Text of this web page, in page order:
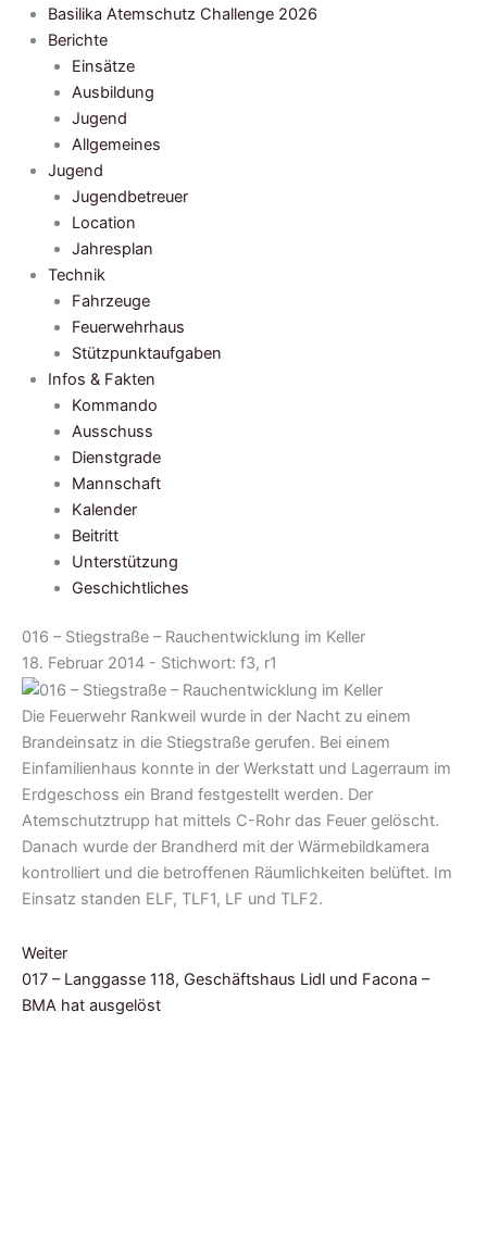
Basilika Atemschutz Challenge 2026
Berichte
Einsätze
Ausbildung
Jugend
Allgemeines
Jugend
Jugendbetreuer
Location
Jahresplan
Technik
Fahrzeuge
Feuerwehrhaus
Stützpunktaufgaben
Infos & Fakten
Kommando
Ausschuss
Dienstgrade
Mannschaft
Kalender
Beitritt
Unterstützung
Geschichtliches
016 – Stiegstraße – Rauchentwicklung im Keller
18. Februar 2014 - Stichwort: f3, r1
Die Feuerwehr Rankweil wurde in der Nacht zu einem
Brandeinsatz in die Stiegstraße gerufen. Bei einem
Einfamilienhaus konnte in der Werkstatt und Lagerraum im
Erdgeschoss ein Brand festgestellt werden. Der
Atemschutztrupp hat mittels C-Rohr das Feuer gelöscht.
Danach wurde der Brandherd mit der Wärmebildkamera
kontrolliert und die betroffenen Räumlichkeiten belüftet. Im
Einsatz standen ELF, TLF1, LF und TLF2.
Weiter
017 – Langgasse 118, Geschäftshaus Lidl und Facona –
BMA hat ausgelöst